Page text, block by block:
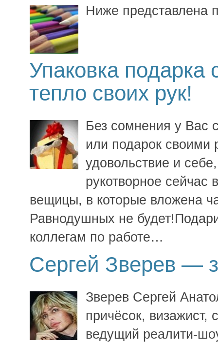
Ниже представлена
Упаковка
тепло своих рук!
Без сомнения у Вас
или подарок своими
удовольствие и
рукотворное
вещицы, в которые вложена
Равнодушных не
коллегам по работе…
Сергей Зверев —
Зверев Сергей
причёсок, визажист,
ведущий реалити-